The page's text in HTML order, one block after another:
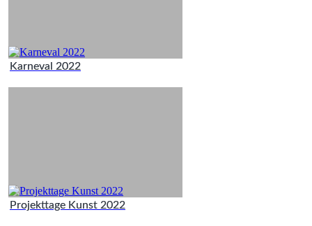
Karneval 2022
Projekttage Kunst 2022